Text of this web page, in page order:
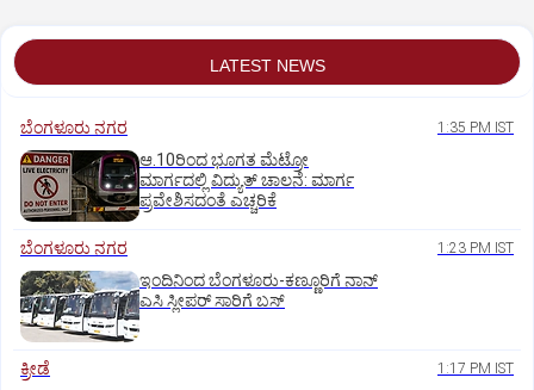
LATEST NEWS
ಬೆಂಗಳೂರು ನಗರ 1:35 PM IST
ಆ.10ರಿಂದ ಭೂಗತ ಮೆಟ್ರೋ
ಮಾರ್ಗದಲ್ಲಿ ವಿದ್ಯುತ್‌ ಚಾಲನೆ: ಮಾರ್ಗ
ಪ್ರವೇಶಿಸದಂತೆ ಎಚ್ಚರಿಕೆ
ಬೆಂಗಳೂರು ನಗರ 1:23 PM IST
ಇಂದಿನಿಂದ ಬೆಂಗಳೂರು-ಕಣ್ಣೂರಿಗೆ ನಾನ್‌
ಎಸಿ ಸ್ಲೀಪರ್‌ ಸಾರಿಗೆ ಬಸ್‌
ಕ್ರೀಡೆ 1:17 PM IST